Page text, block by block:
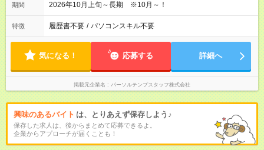
期間 2026年10月上旬～長期 ※10月～！
特徴 履歴書不要 / パソコンスキル不要
気になる！ 応募する 詳細へ
掲載元企業名 パーソルテンプスタッフ株式会社
興味のあるバイト は、とりあえず保存しよう♪
保存した求人は、後からまとめて応募できるよ。
企業からアプローチが届くことも！